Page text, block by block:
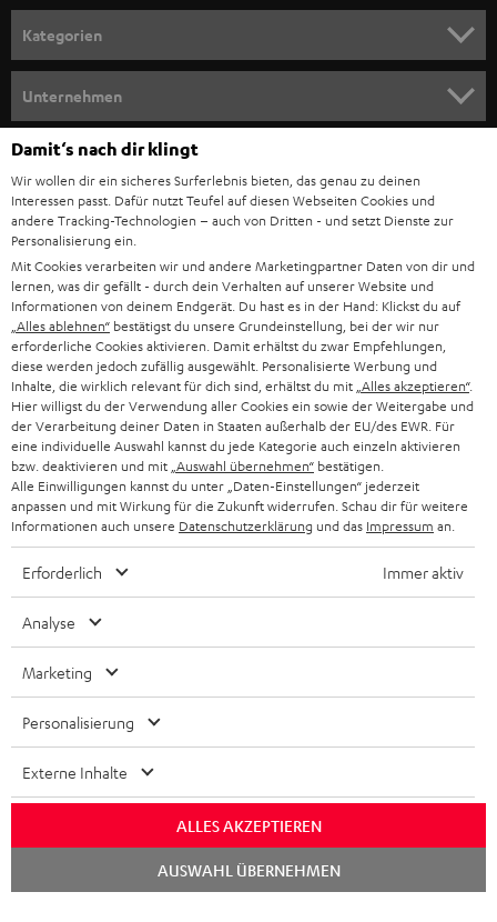
n
m
e
l
d
u
n
g
Kategorien
HEIMKINO-KOMPLETTANLAGEN
SOUNDBAR
HIFI-LAUTSPRECHER
SMART HOME
BLUETOOTH-LAUTSPRECHER
KOPFHÖRER
BLUETOOTH-KOPFHÖRER
STEREOANLAGEN
LAUTSPRECHER
ULTIMA-SERIE
IN-EAR-KOPFHÖRER
FANSHOP
NEUHEITEN
Unternehmen
SUPPORT
PRESSE & MARKETING
GESCHÄFTSKUNDEN
PARTNERPROGRAMM
BLOG
NEWSLETTER
STORES
DEINE VORTEILE BEI TEUFEL
UNSER MANAGEMENT
NACHHALTIGKEIT
UNSERE WERTE
BILDUNGSRABATT
Teufel Onlineshops
DEUTSCHLAND
ÖSTERREICH
SCHWEIZ
NIEDERLANDE
BELGIEN
FRANKREICH
POLEN
SPANIEN
ITALIEN
Technische Änderungen, Tippfehler und Irrtum vorbehalten. Das auf unseren
Fotos abgebildete Zubehör ist nicht im Lieferumfang enthalten. Etwaige
Entsorgungsgebühren für Batterien sind im Preis inbegriffen.
Datenschutz Daten-Einstellungen
Vertrag widerrufen
Damit‘s nach dir klingt
Wir wollen dir ein sicheres Surferlebnis bieten, das genau zu deinen
Interessen passt. Dafür nutzt Teufel auf diesen Webseiten Cookies und
andere Tracking-Technologien – auch von Dritten - und setzt Dienste zur
Personalisierung ein.
Mit Cookies verarbeiten wir und andere Marketingpartner Daten von dir und
lernen, was dir gefällt - durch dein Verhalten auf unserer Website und
Informationen von deinem Endgerät. Du hast es in der Hand: Klickst du auf
„Alles ablehnen“ bestätigst du unsere Grundeinstellung, bei der wir nur
erforderliche Cookies aktivieren. Damit erhältst du zwar Empfehlungen,
diese werden jedoch zufällig ausgewählt. Personalisierte Werbung und
Inhalte, die wirklich relevant für dich sind, erhältst du mit „Alles akzeptieren“.
Hier willigst du der Verwendung aller Cookies ein sowie der Weitergabe und
der Verarbeitung deiner Daten in Staaten außerhalb der EU/des EWR. Für
eine individuelle Auswahl kannst du jede Kategorie auch einzeln aktivieren
bzw. deaktivieren und mit „Auswahl übernehmen“ bestätigen.
Alle Einwilligungen kannst du unter „Daten-Einstellungen“ jederzeit
anpassen und mit Wirkung für die Zukunft widerrufen. Schau dir für weitere
Informationen auch unsere Datenschutzerklärung und das Impressum an.
Erforderlich Immer aktiv
Analyse
Marketing
Personalisierung
Externe Inhalte
ALLES AKZEPTIEREN
AUSWAHL ÜBERNEHMEN